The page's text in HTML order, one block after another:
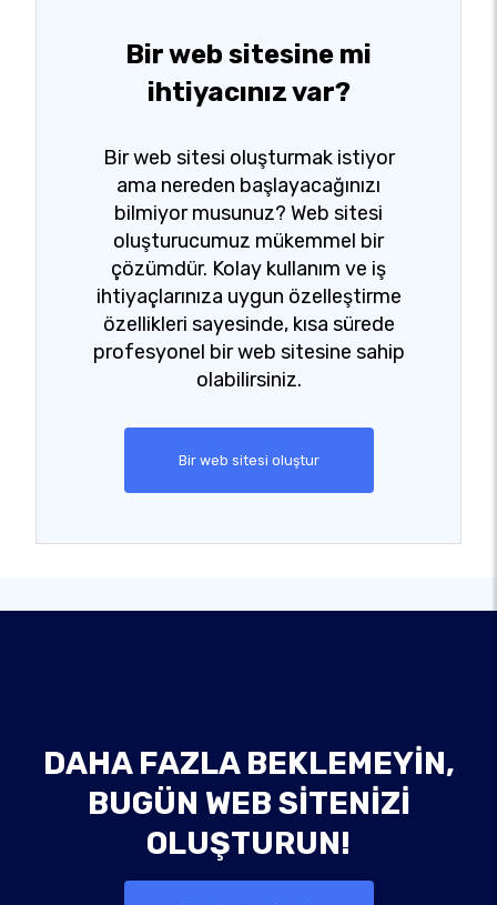
Bir web sitesine mi
ihtiyacınız var?
Bir web sitesi oluşturmak istiyor
ama nereden başlayacağınızı
bilmiyor musunuz? Web sitesi
oluşturucumuz mükemmel bir
çözümdür. Kolay kullanım ve iş
ihtiyaçlarınıza uygun özelleştirme
özellikleri sayesinde, kısa sürede
profesyonel bir web sitesine sahip
olabilirsiniz.
Bir web sitesi oluştur
DAHA FAZLA BEKLEMEYIN,
BUGÜN WEB SITENIZI
OLUŞTURUN!